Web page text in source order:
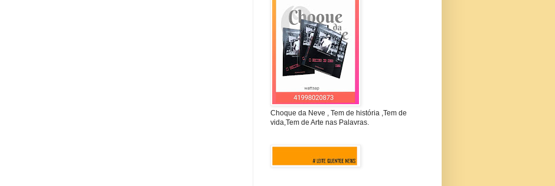
Choque da Neve , Tem de história ,Tem de
vida,Tem de Arte nas Palavras.